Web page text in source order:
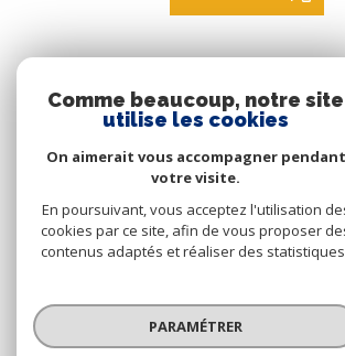
NOUS SUIVRE
© 2026 | Tous droits réservés
Comme beaucoup, notre site
utilise les cookies
On aimerait vous accompagner pendant
votre visite.
En poursuivant, vous acceptez l'utilisation
cookies par ce site, afin de vous proposer
contenus adaptés et réaliser des
PARAMÉTRER